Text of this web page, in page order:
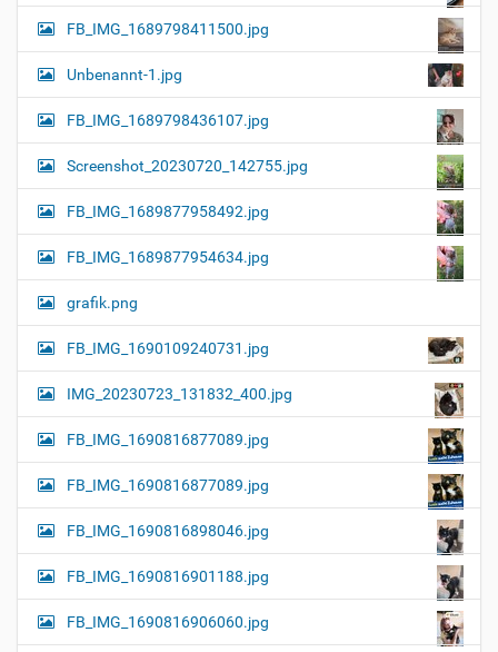
FB_IMG_1689798411500.jpg
Unbenannt-1.jpg
FB_IMG_1689798436107.jpg
Screenshot_20230720_142755.jpg
FB_IMG_1689877958492.jpg
FB_IMG_1689877954634.jpg
grafik.png
FB_IMG_1690109240731.jpg
IMG_20230723_131832_400.jpg
FB_IMG_1690816877089.jpg
FB_IMG_1690816877089.jpg
FB_IMG_1690816898046.jpg
FB_IMG_1690816901188.jpg
FB_IMG_1690816906060.jpg